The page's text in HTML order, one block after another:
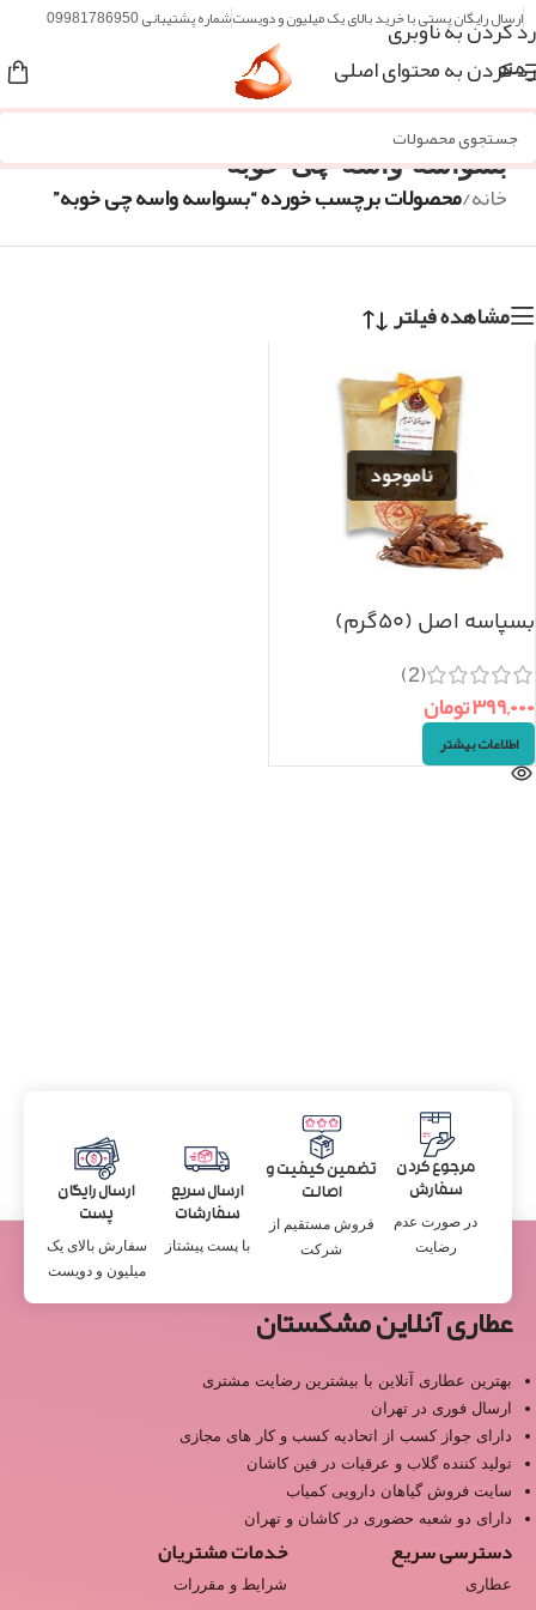
رد کردن به ناوبری
رد کردن به محتوای اصلی
ارسال رایگان پستی با خرید بالای یک میلیون و دویستشماره پشتیبانی 09981786950
منو
بسواسه واسه چی خوبه
خانه/محصولات برچسب خورده “بسواسه واسه چی خوبه”
مشاهده فیلتر
بسپاسه اصل (۵۰گرم)
(2)
۳۹۹,۰۰۰تومان
اطلاعات بیشتر
مرجوع کردن
سفارش
در صورت عدم
رضایت
تضمین کیفیت و
اصالت
فروش مستقیم از
شرکت
ارسال سریع
سفارشات
با پست پیشتاز
ارسال رایگان
پست
سفارش بالای یک
میلیون و دویست
عطاری آنلاین مشکستان
بهترین عطاری آنلاین با بیشترین رضایت مشتری
ارسال فوری در تهران
دارای جواز کسب از اتحادیه کسب و کار های مجازی
تولید کننده گلاب و عرقیات در فین کاشان
سایت فروش گیاهان دارویی کمیاب
دارای دو شعبه حضوری در کاشان و تهران
دسترسی سریع
عطاری
خدمات مشتریان
شرایط و مقررات